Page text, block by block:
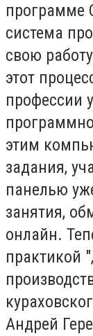
программе
система
свою
этот
профессии
этим
задания,
панелью
занятия,
онлайн.
практикой
Андрей